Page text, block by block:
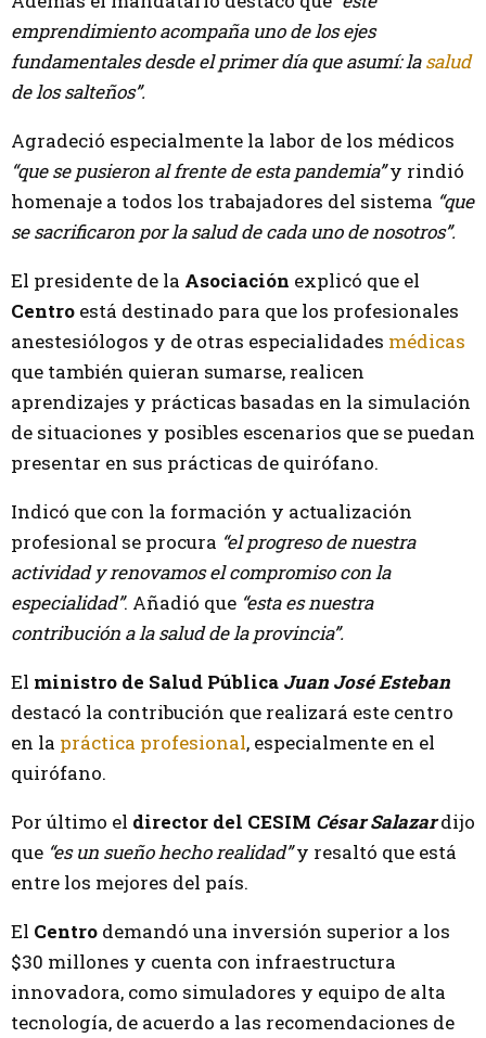
emprendimiento acompaña uno de los ejes
fundamentales desde el primer día que asumí: lasalud
de los salteños”.
Agradeció especialmente la labor de los médicos
“que se pusieron al frente de esta pandemia”y rindió
homenaje a todos los trabajadores del sistema “que
se sacrificaron por la salud de cada uno de nosotros”.
El presidente de la Asociación explicó que el
Centro está destinado para que los profesionales
anestesiólogos y de otras especialidades médicas
que también quieran sumarse, realicen
aprendizajes y prácticas basadas en la simulación
de situaciones y posibles escenarios que se puedan
presentar en sus prácticas de quirófano.
Indicó que con la formación y actualización
profesional se procura “el progreso de nuestra
actividad y renovamos el compromiso con la
especialidad”. Añadió que “esta es nuestra
contribución a la salud de la provincia”.
El ministro de Salud Pública Juan José Esteban
destacó la contribución que realizará este centro
en la práctica profesional, especialmente en el
quirófano.
Por último el director del CESIM César Salazardijo
que “es un sueño hecho realidad”y resaltó que está
entre los mejores del país.
El Centro demandó una inversión superior a los
$30 millones y cuenta con infraestructura
innovadora, como simuladores y equipo de alta
tecnología, de acuerdo a las recomendaciones de